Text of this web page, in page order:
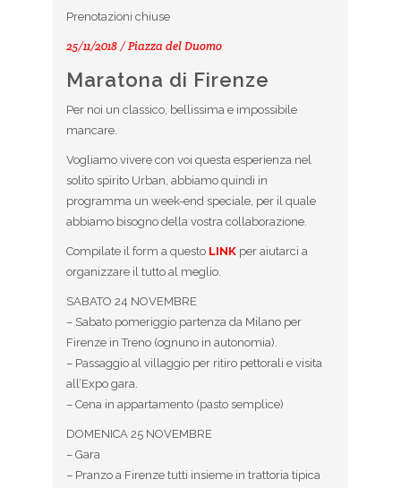
Prenotazioni chiuse
25/11/2018 / Piazza del Duomo
Maratona di Firenze
Per noi un classico, bellissima e impossibile
mancare.
Vogliamo vivere con voi questa esperienza nel
solito spirito Urban, abbiamo quindi in
programma un week-end speciale, per il quale
abbiamo bisogno della vostra collaborazione.
Compilate il form a questo LINK per aiutarci a
organizzare il tutto al meglio.
SABATO 24 NOVEMBRE
– Sabato pomeriggio partenza da Milano per
Firenze in Treno (ognuno in autonomia).
– Passaggio al villaggio per ritiro pettorali e visita
all’Expo gara.
– Cena in appartamento (pasto semplice)
DOMENICA 25 NOVEMBRE
– Gara
– Pranzo a Firenze tutti insieme in trattoria tipica